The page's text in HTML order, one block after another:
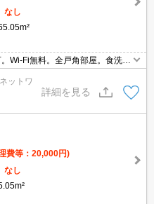
なし
Wi-Fi無料。全戸角部屋。食洗
台完備！ ファミリー向け お
天満橋店06-4790-2228
ットワ
詳細を見る
費等：20,000円)
なし